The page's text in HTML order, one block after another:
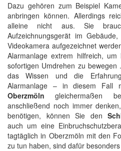
Dazu gehören zum Beispiel
anbringen können. Allerdings
alleine nicht aus. Sie
Aufzeichnungsgerät im
Videokamera aufgezeichnet
Alarmanlage extrem hilfreich,
sofortigen Umdrehen zu bewegen
das Wissen und die
Alarmanlage – in diesem
Oberzmöln gleichermaßen
anschließend noch immer
benötigen, können Sie den
auch um eine
tagtäglich in Oberzmöln mit den
zu tun haben, sind dafür